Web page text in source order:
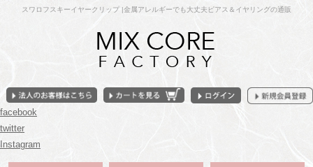
スワロフスキーイヤークリップ |金属アレルギーでも大丈夫ピアス＆イヤリングの通販
facebook
twitter
Instagram